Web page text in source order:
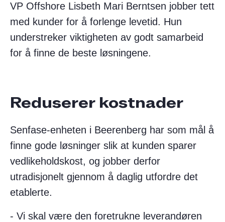
VP Offshore Lisbeth Mari Berntsen jobber tett
med kunder for å forlenge levetid. Hun
understreker viktigheten av godt samarbeid
for å finne de beste løsningene.
Reduserer kostnader
Senfase-enheten i Beerenberg har som mål å
finne gode løsninger slik at kunden sparer
vedlikeholdskost, og jobber derfor
utradisjonelt gjennom å daglig utfordre det
etablerte.
- Vi skal være den foretrukne leverandøren